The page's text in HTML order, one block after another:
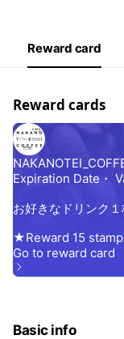
Closed
祝日・お盆・年末年始
Reward card
Reward cards
Basic info